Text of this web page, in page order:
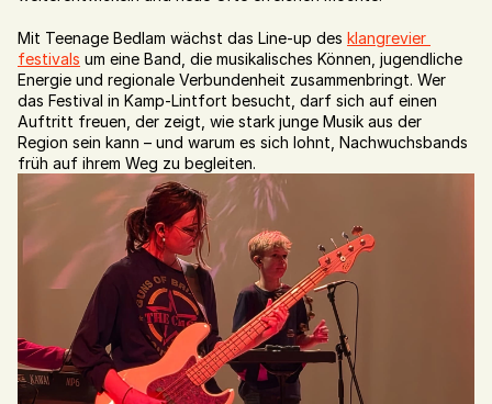
Mit Teenage Bedlam wächst das Line-up des klangrevier
festivals um eine Band, die musikalisches Können, jugendliche
Energie und regionale Verbundenheit zusammenbringt. Wer
das Festival in Kamp-Lintfort besucht, darf sich auf einen
Auftritt freuen, der zeigt, wie stark junge Musik aus der
Region sein kann – und warum es sich lohnt, Nachwuchsbands
früh auf ihrem Weg zu begleiten.